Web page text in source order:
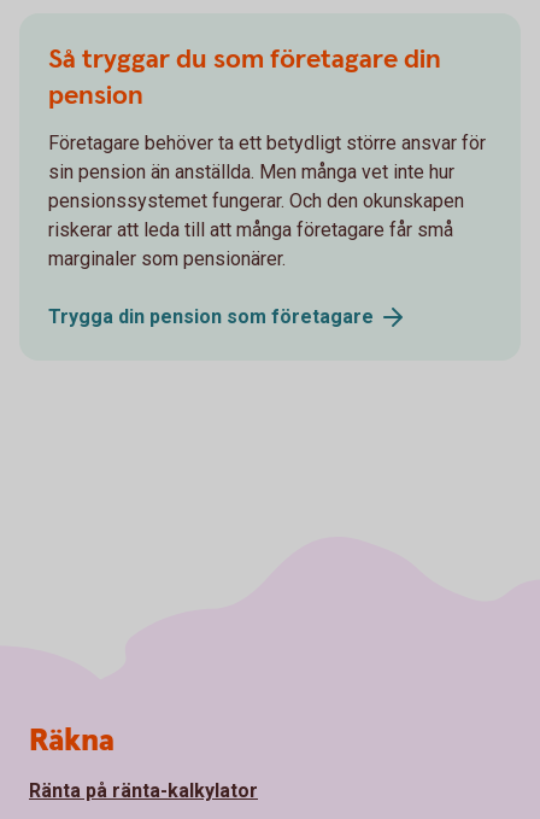
Så tryggar du som företagare din
pension
Företagare behöver ta ett betydligt större ansvar för
sin pension än anställda. Men många vet inte hur
pensionssystemet fungerar. Och den okunskapen
riskerar att leda till att många företagare får små
marginaler som pensionärer.
Trygga din pension som företagare
Sidfot
Räkna
Ränta på ränta-kalkylator